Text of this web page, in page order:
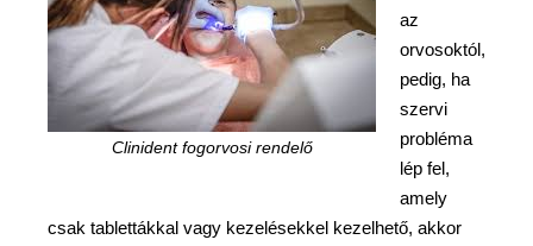
Clinident fogorvosi rendelő
az
orvosoktól,
pedig, ha
szervi
probléma
lép fel,
amely
csak tablettákkal vagy kezelésekkel kezelhető, akkor